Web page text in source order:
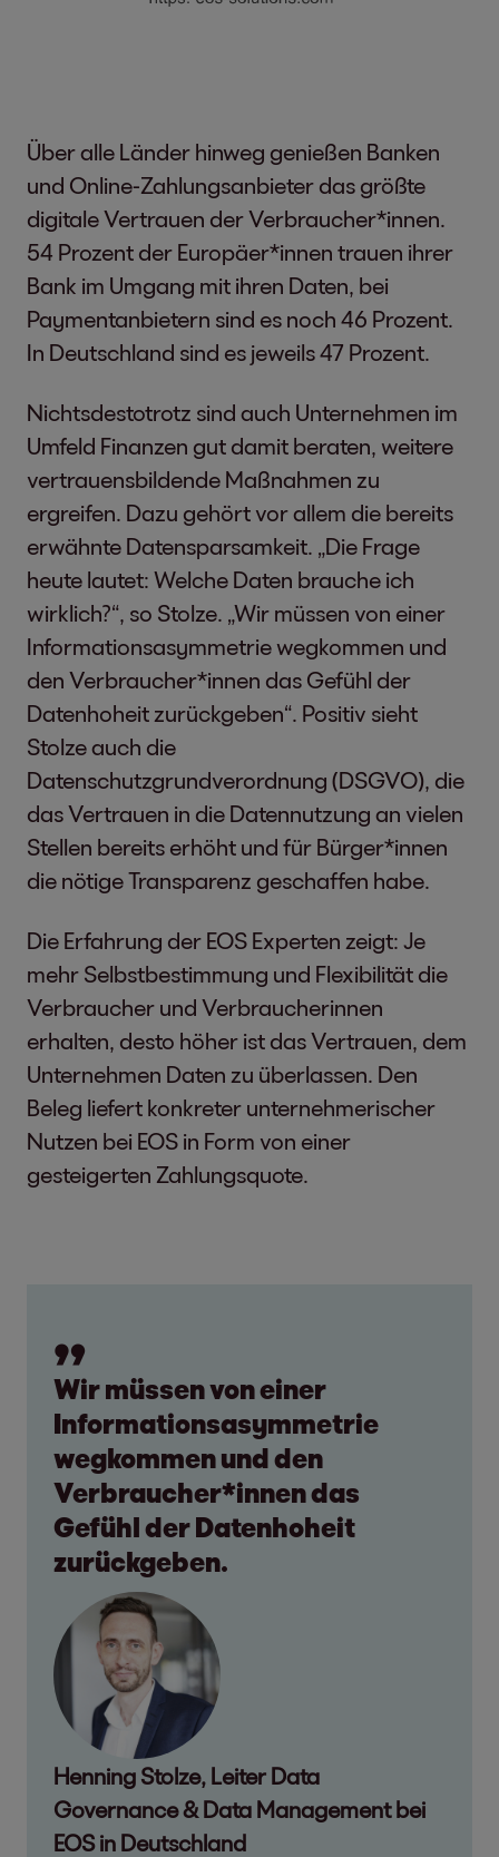
Über alle Länder hinweg genießen Banken
und Online-Zahlungsanbieter das größte
digitale Vertrauen der Verbraucher*innen.
54 Prozent der Europäer*innen trauen ihrer
Bank im Umgang mit ihren Daten, bei
Paymentanbietern sind es noch 46 Prozent.
In Deutschland sind es jeweils 47 Prozent.
Nichtsdestotrotz sind auch Unternehmen im
Umfeld Finanzen gut damit beraten, weitere
vertrauensbildende Maßnahmen zu
ergreifen. Dazu gehört vor allem die bereits
erwähnte Datensparsamkeit. „Die Frage
heute lautet: Welche Daten brauche ich
wirklich?“, so Stolze. „Wir müssen von einer
Informationsasymmetrie wegkommen und
den Verbraucher*innen das Gefühl der
Datenhoheit zurückgeben“. Positiv sieht
Stolze auch die
Datenschutzgrundverordnung (DSGVO), die
das Vertrauen in die Datennutzung an vielen
Stellen bereits erhöht und für Bürger*innen
die nötige Transparenz geschaffen habe.
Die Erfahrung der EOS Experten zeigt: Je
mehr Selbstbestimmung und Flexibilität die
Verbraucher und Verbraucherinnen
erhalten, desto höher ist das Vertrauen, dem
Unternehmen Daten zu überlassen. Den
Beleg liefert konkreter unternehmerischer
Nutzen bei EOS in Form von einer
gesteigerten Zahlungsquote.
Wir müssen von einer
Informationsasymmetrie
wegkommen und den
Verbraucher*innen das
Gefühl der Datenhoheit
zurückgeben.
Henning Stolze, Leiter Data
Governance & Data Management bei
EOS in Deutschland